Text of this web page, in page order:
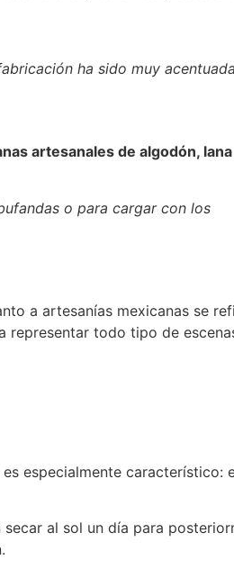
ha sido muy
artesanales de algodón,
o para cargar con los
a artesanías mexicanas se
representar todo tipo de
especialmente
al sol un día para